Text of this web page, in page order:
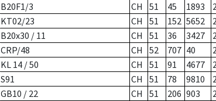
B20F1/3 CH 51 45 1893
KT02/23 CH 51 152 5652
B20x30 / 11 CH 51 36 3427
CRP/48 CH 52 707 40
KL 14 / 50 CH 51 91 4677
S91 CH 51 78 9810
GB10 / 22 CH 51 206 903